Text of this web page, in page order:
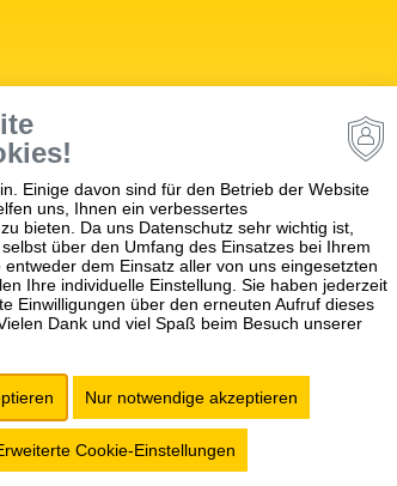
Winnenden
Schwäbisch Gmünd
Ellwangen
Einige davon sind für den Betrieb der Website
uns, Ihnen ein verbessertes
bieten. Da uns Datenschutz sehr wichtig ist,
über den Umfang des Einsatzes bei Ihrem
entweder dem Einsatz aller von uns eingesetzten
Ihre individuelle Einstellung. Sie haben jederzeit
Einwilligungen über den erneuten Aufruf dieses
Dank und viel Spaß beim Besuch unserer
Nur notwendige akzeptieren
Cookie-Einstellungen